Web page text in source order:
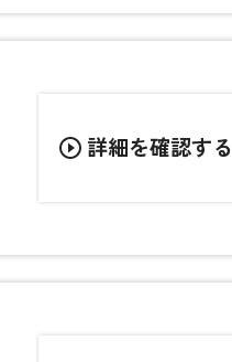
play_circle_outline 詳細を確認する